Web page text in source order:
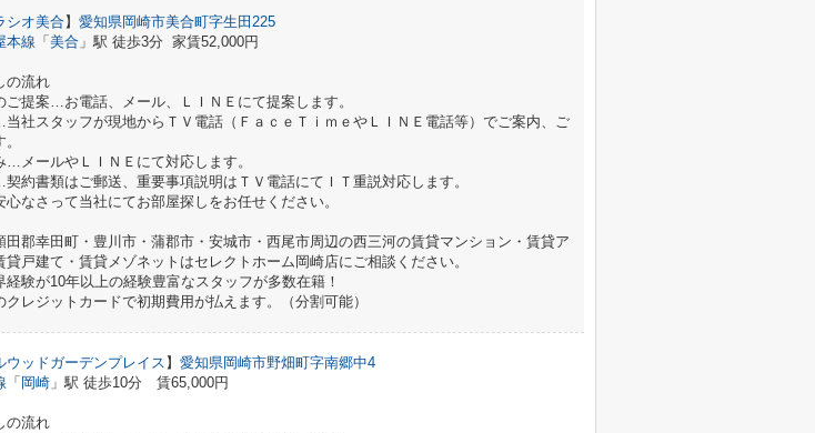
シオ美合】 愛知県岡崎市美合町字生田225
本線 「 美合 」駅 徒歩3分 家賃52,000円
の流れ
提案…お電話、メール、ＬＩＮＥにて提案します。
社スタッフが現地からＴＶ電話（ＦａｃｅＴｉｍｅやＬＩＮＥ電話等）でご案内、ご
メールやＬＩＮＥにて対応します。
約書類はご郵送、重要事項説明はＴＶ電話にてＩＴ重説対応します。
心なさって当社にてお部屋探しをお任せください。
田郡幸田町・豊川市・蒲郡市・安城市・西尾市周辺の西三河の賃貸マンション・賃貸ア
貸戸建て・賃貸メゾネットはセレクトホーム岡崎店にご相談ください。
経験が10年以上の経験豊富なスタッフが多数在籍！
クレジットカードで初期費用が払えます。（分割可能）
ウッドガーデンプレイス 】 愛知県岡崎市野畑町字南郷中4
「 岡崎 」駅 徒歩10分 賃65,000円
の流れ